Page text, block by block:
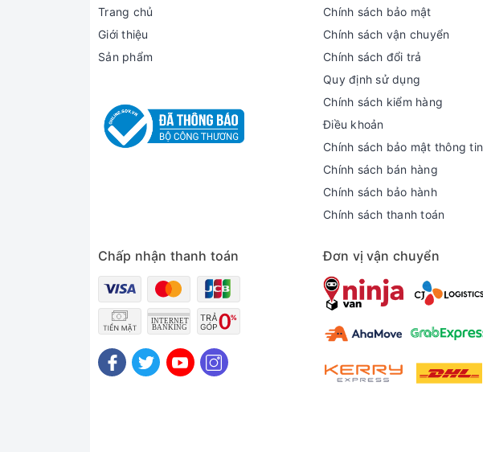
Trang chủ
Giới thiệu
Sản phẩm
Chính sách bảo mật
Chính sách vận chuyển
Chính sách đổi trả
Quy định sử dụng
Chính sách kiểm hàng
Điều khoản
Chính sách bảo mật thông tin
Chính sách bán hàng
Chính sách bảo hành
Chính sách thanh toán
Chấp nhận thanh toán Đơn vị vận chuyển